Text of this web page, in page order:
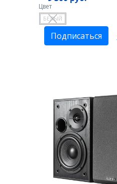
Цвет
БЕЛЫЙ
Подписаться